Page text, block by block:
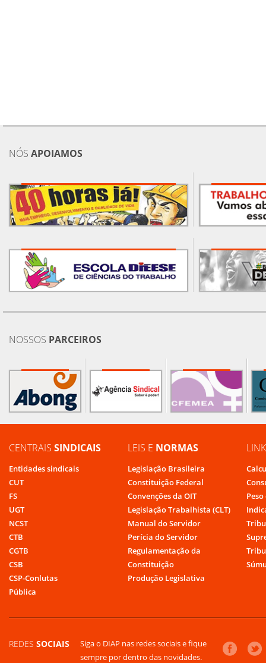
NÓS APOIAMOS
NOSSOS PARCEIROS
CENTRAIS SINDICAIS
Entidades sindicais
CUT
FS
UGT
NCST
CTB
CGTB
CSB
CSP-Conlutas
Pública
LEIS E NORMAS
Legislação Brasileira
Constituição Federal
Convenções da OIT
Legislação Trabalhista (CLT)
Manual do Servidor
Perícia do Servidor
Regulamentação da
Constituição
Produção Legislativa
REDES SOCIAIS
Siga o DIAP nas redes sociais e fique
sempre por dentro das novidades.